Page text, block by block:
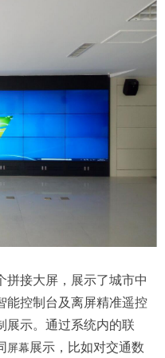
拼接大屏 ，展示了城市中
能控制台及离屏精准遥控
展示。通过系统内的联
屏幕展示，比如对交通数